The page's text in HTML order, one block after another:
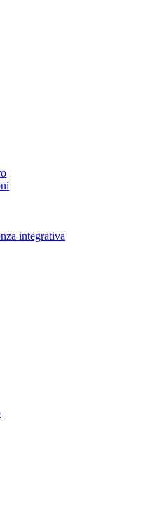
integrativa